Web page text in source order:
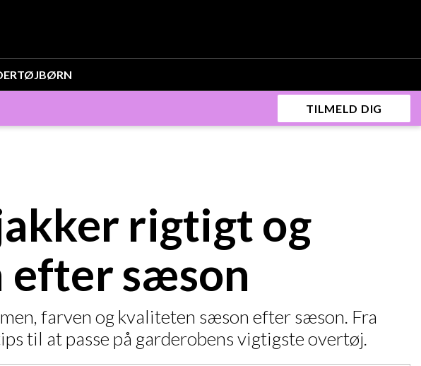
BØRN
TILMELD DIG
rigtigt og
efter sæson
farven og kvaliteten sæson efter sæson. Fra
til at passe på garderobens vigtigste overtøj.